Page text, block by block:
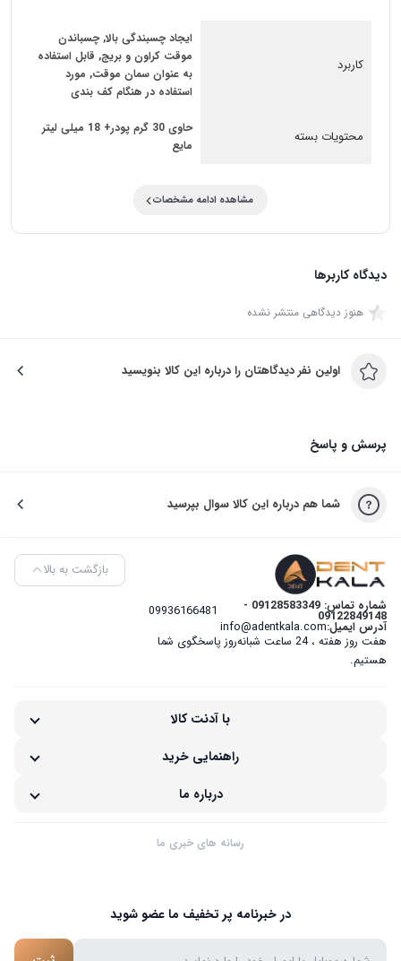
کاربرد
ایجاد چسبندگی بالا, چسباندن
موقت کراون و بریج, قابل استفاده
به عنوان سمان موقت, مورد
استفاده در هنگام کف بندی
محتویات بسته
حاوی 30 گرم پودر+ 18 میلی لیتر
مایع
مشاهده ادامه مشخصات
دیدگاه کاربرها
هنوز دیدگاهی منتشر نشده
اولین نفر دیدگاهتان را درباره این کالا بنویسید
پرسش و پاسخ
شما هم درباره این کالا سوال بپرسید
شماره تماس: 09128583349 -
09122849148
09936166481
آدرس ایمیل:info@adentkala.com
هفت روز هفته ، 24 ساعت شبانه‌روز پاسخگوی شما
هستیم.
بازگشت به بالا
با آدنت کالا
راهنمایی خرید
درباره ما
رسانه های خبری ما
در خبرنامه پر تخفیف ما عضو شوید